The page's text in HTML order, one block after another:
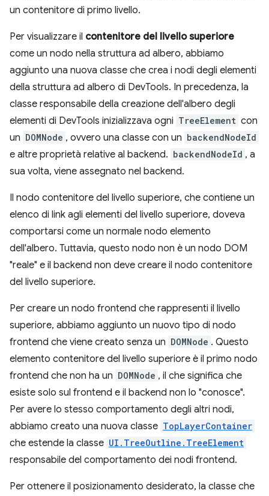
un contenitore di primo livello.
Per visualizzare il contenitore del livello superiore
come un nodo nella struttura ad albero, abbiamo
aggiunto una nuova classe che crea i nodi degli elementi
della struttura ad albero di DevTools. In precedenza, la
classe responsabile della creazione dell'albero degli
elementi di DevTools inizializzava ogni TreeElement con
un DOMNode , ovvero una classe con un backendNodeId
e altre proprietà relative al backend. backendNodeId , a
sua volta, viene assegnato nel backend.
Il nodo contenitore del livello superiore, che contiene un
elenco di link agli elementi del livello superiore, doveva
comportarsi come un normale nodo elemento
dell'albero. Tuttavia, questo nodo non è un nodo DOM
"reale" e il backend non deve creare il nodo contenitore
del livello superiore.
Per creare un nodo frontend che rappresenti il livello
superiore, abbiamo aggiunto un nuovo tipo di nodo
frontend che viene creato senza un DOMNode . Questo
elemento contenitore del livello superiore è il primo nodo
frontend che non ha un DOMNode , il che significa che
esiste solo sul frontend e il backend non lo "conosce".
Per avere lo stesso comportamento degli altri nodi,
abbiamo creato una nuova classe TopLayerContainer
che estende la classe UI.TreeOutline.TreeElement
responsabile del comportamento dei nodi frontend.
Per ottenere il posizionamento desiderato, la classe che